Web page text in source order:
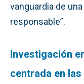
vanguardia de
responsable”.
Investigación
centrada en